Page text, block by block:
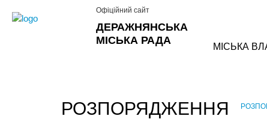
ДЕРАЖНЯНСЬКА
МІСЬКА РАДА
Офіційний сайт
МІСЬКА
РОЗПОРЯДЖЕННЯ